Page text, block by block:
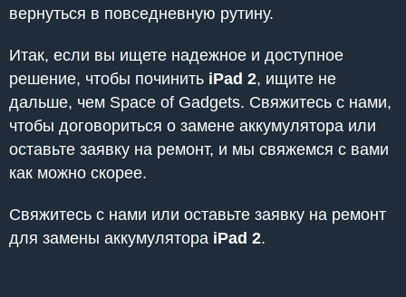
вернуться в повседневную рутину.
Итак, если вы ищете надежное и доступное
решение, чтобы починить iPad 2, ищите не
дальше, чем Space of Gadgets. Свяжитесь с нами,
чтобы договориться о замене аккумулятора или
оставьте заявку на ремонт, и мы свяжемся с вами
как можно скорее.
Свяжитесь с нами или оставьте заявку на ремонт
для замены аккумулятора iPad 2.